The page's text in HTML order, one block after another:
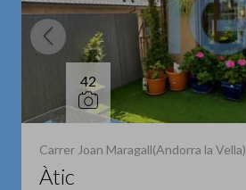
42
Carrer Joan Maragall(Andorra la Vella)
Àtic